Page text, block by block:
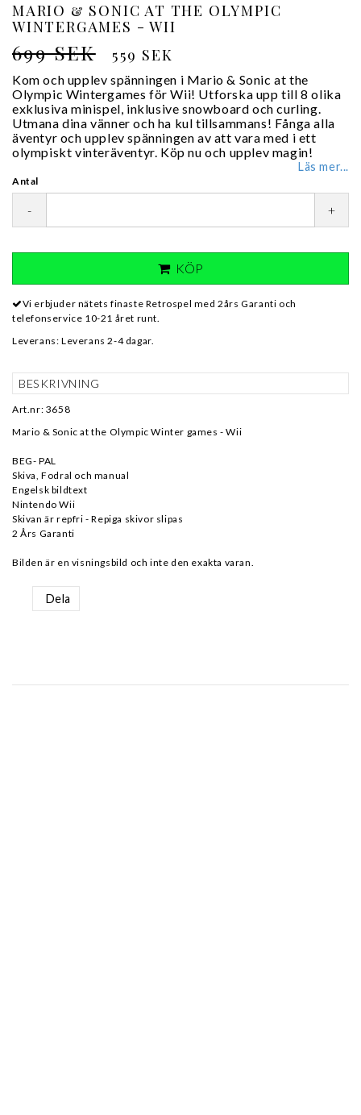
MARIO & SONIC AT THE OLYMPIC
WINTERGAMES - WII
699 SEK 559 SEK
Kom och upplev spänningen i Mario & Sonic at the
Olympic Wintergames för Wii! Utforska upp till 8 olika
exklusiva minispel, inklusive snowboard och curling.
Utmana dina vänner och ha kul tillsammans! Fånga alla
äventyr och upplev spänningen av att vara med i ett
olympiskt vinteräventyr. Köp nu och upplev magin!
Läs mer...
Antal
- +
KÖP
Vi erbjuder nätets finaste Retrospel med 2års Garanti och
telefonservice 10-21 året runt.
Leverans: Leverans 2-4 dagar.
BESKRIVNING
Art.nr: 3658
Mario & Sonic at the Olympic Winter games - Wii
BEG- PAL
Skiva, Fodral och manual
Engelsk bildtext
Nintendo Wii
Skivan är repfri - Repiga skivor slipas
2 Års Garanti
Bilden är en visningsbild och inte den exakta varan.
Dela